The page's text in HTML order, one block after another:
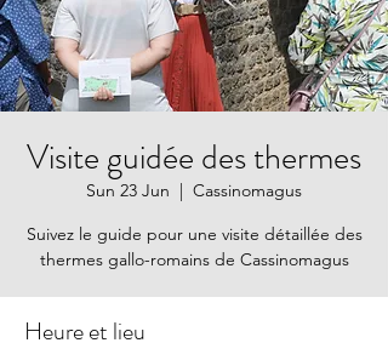
Visite guidée des thermes
Sun 23 Jun
  |
Cassinomagus
Suivez le guide pour une visite détaillée des
thermes gallo-romains de Cassinomagus
Heure et lieu